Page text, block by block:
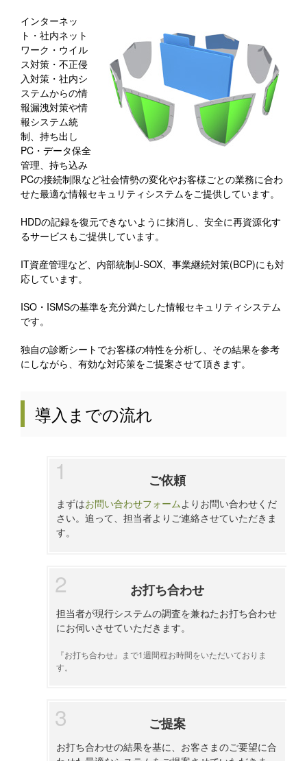
インターネッ
ト・社内ネット
ワーク・ウイル
ス対策・不正侵
入対策・社内シ
ステムからの情
報漏洩対策や情
報システム統
制、持ち出し
PC・データ保全
管理、持ち込み
PCの接続制限など社会情勢の変化やお客様ごとの業務に合わ
せた最適な情報セキュリティシステムをご提供しています。
HDDの記録を復元できないように抹消し、安全に再資源化す
るサービスもご提供しています。
IT資産管理など、内部統制J-SOX、事業継続対策(BCP)にも対
応しています。
ISO・ISMSの基準を充分満たした情報セキュリティシステム
です。
独自の診断シートでお客様の特性を分析し、その結果を参考
にしながら、有効な対応策をご提案させて頂きます。
導入までの流れ
ご依頼
まずはお問い合わせフォームよりお問い合わせくだ
さい。追って、担当者よりご連絡させていただきま
す。
お打ち合わせ
担当者が現行システムの調査を兼ねたお打ち合わせ
にお伺いさせていただきます。
『お打ち合わせ』まで1週間程お時間をいただいておりま
す。
ご提案
お打ち合わせの結果を基に、お客さまのご要望に合